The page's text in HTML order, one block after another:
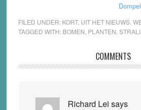
FILED UNDER: KORT, UIT HET NIEUWS,
TAGGED WITH: BOMEN PLANTEN
Interactions
COMMENTS
Richard Lei says